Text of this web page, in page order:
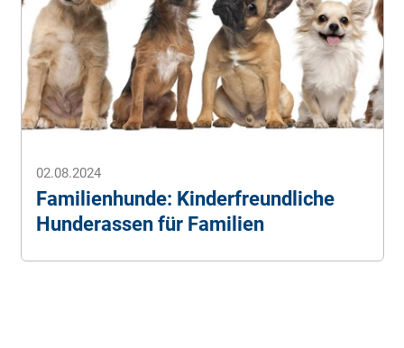
02.08.2024
Familienhunde: Kinderfreundliche
Hunderassen für Familien